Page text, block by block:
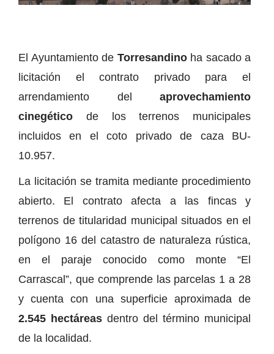
El Ayuntamiento de Torresandinoha sacado a
licitación el contrato privado para el
arrendamiento del aprovechamiento
cinegético de los terrenos municipales
incluidos en el coto privado de caza BU-
10.957.
La licitación se tramita mediante procedimiento
abierto. El contrato afecta a las fincas y
terrenos de titularidad municipal situados en el
polígono 16 del catastro de naturaleza rústica,
en el paraje conocido como monte “El
Carrascal”, que comprende las parcelas 1 a 28
y cuenta con una superficie aproximada de
2.545 hectáreas dentro del término municipal
de la localidad.